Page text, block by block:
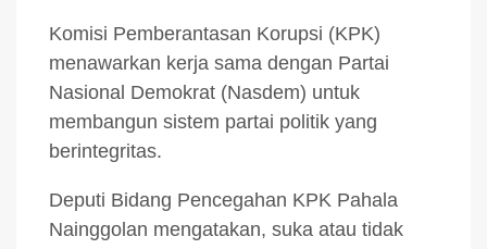
Komisi Pemberantasan Korupsi (KPK)
menawarkan kerja sama dengan Partai
Nasional Demokrat (Nasdem) untuk
membangun sistem partai politik yang
berintegritas.
Deputi Bidang Pencegahan KPK Pahala
Nainggolan mengatakan, suka atau tidak